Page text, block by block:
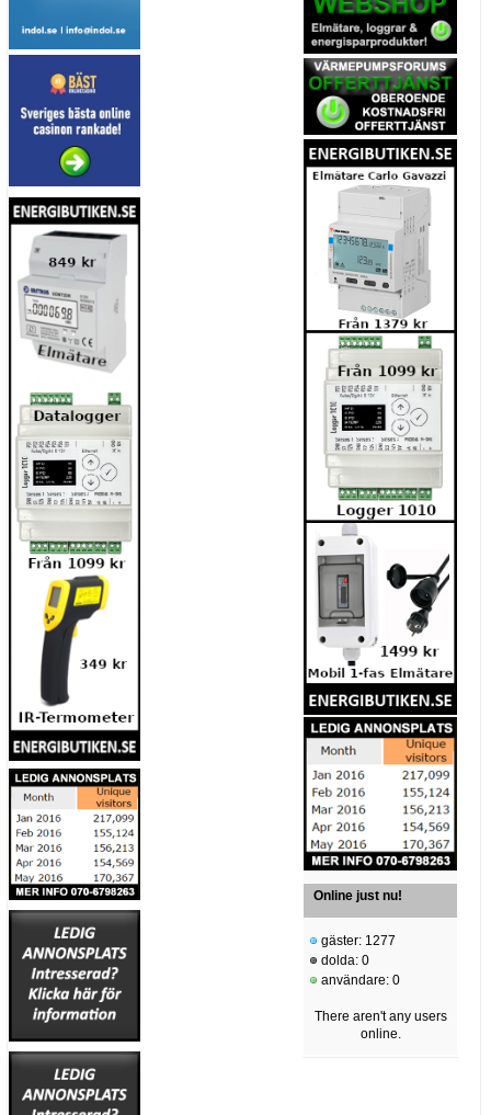
Online just nu!
gäster: 1277
dolda: 0
användare: 0
There aren't any users
online.